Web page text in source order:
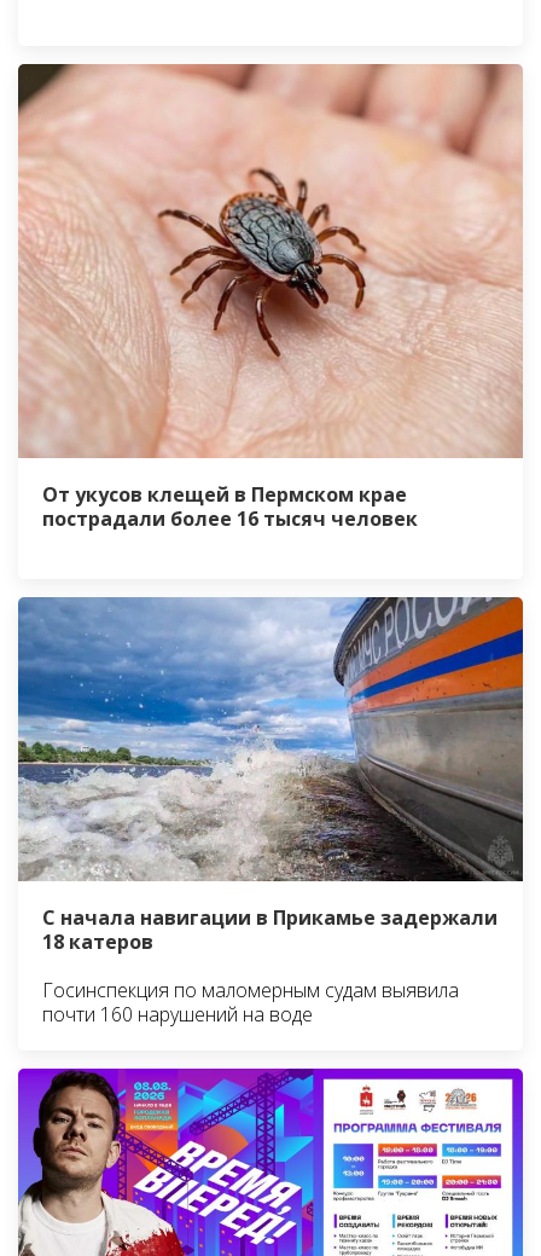
От укусов клещей в Пермском крае
пострадали более 16 тысяч человек
С начала навигации в Прикамье задержали
18 катеров
Госинспекция по маломерным судам выявила
почти 160 нарушений на воде